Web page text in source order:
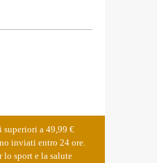
superiori a 49,99 €
inviati entro 24 ore.
sport e la salute